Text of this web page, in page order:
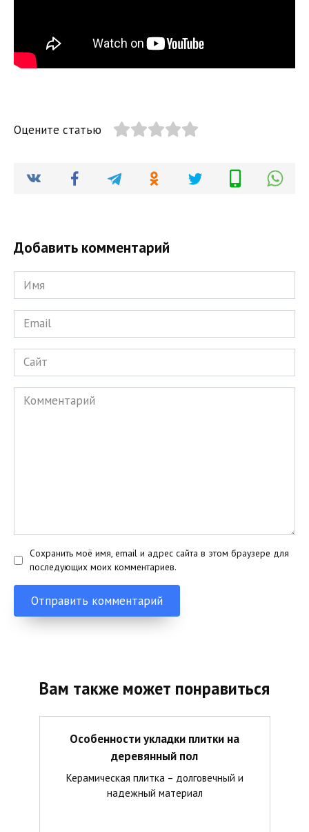
Оцените статью
Добавить комментарий
Имя
*
Email
*
Сайт
Комментарий
Сохранить моё имя, email и адрес сайта в этом браузере для
последующих моих комментариев.
Вам также может понравиться
Особенности укладки плитки на
деревянный пол
Керамическая плитка – долговечный и
надежный материал